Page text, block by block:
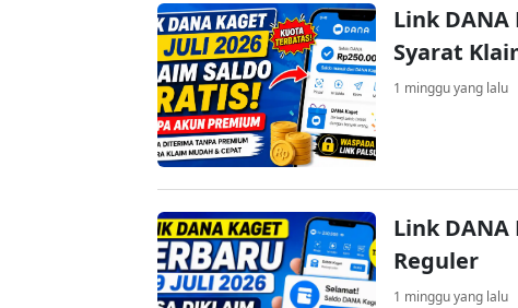
Link DANA
Syarat
1 minggu yang lalu
Link DANA
Reguler
1 minggu yang lalu